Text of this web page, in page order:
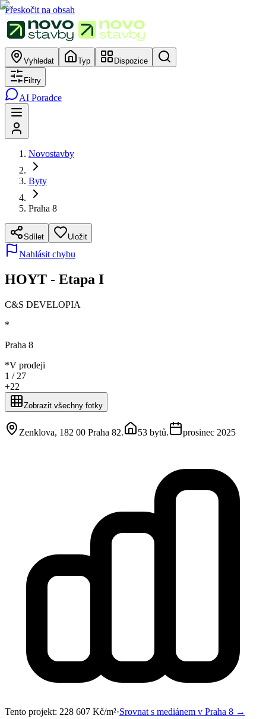
Přeskočit na obsah
Vyhledat Typ Dispozice
Filtry
AI Poradce
Novostavby
Byty
Praha 8
Sdílet Uložit
Nahlásit chybu
HOYT - Etapa I
C&S DEVELOPIA
*
Praha 8
*V prodeji
1 / 27
+22
Zobrazit všechny fotky
Zenklova, 182 00 Praha 82. 53 bytů. prosinec 2025
Tento projekt: 228 607 Kč/m²·Srovnat s mediánem v Praha 8 →